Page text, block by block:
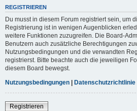
REGISTRIEREN
Du musst in diesem Forum registriert sein, um
Registrierung ist in wenigen Augenblicken
weitere Funktionen zuzugreifen. Die Board-
Benutzern auch zusätzliche Berechtigungen
Nutzungsbedingungen und die verwandten
registrierst. Bitte beachte auch die jeweiligen
diesem Board bewegst.
Nutzungsbedingungen | Datenschutzrichtlinie
Registrieren